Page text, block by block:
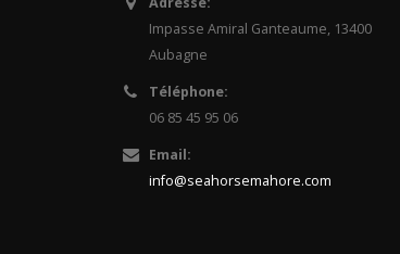
Impasse Amiral Ganteaume, 13400
Aubagne
Téléphone:
06 85 45 95 06
Email:
info@seahorsemahore.com